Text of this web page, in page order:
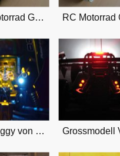
RC Motorrad Graupner 1986 Vintage
RC Buggy von Kyosho